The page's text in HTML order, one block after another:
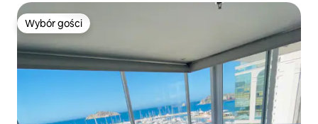
Wybór gości
Wybór gości